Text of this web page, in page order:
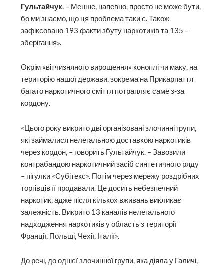
Гультайчук. – Менше, напевно, просто не може бути,
бо ми знаємо, що ця проблема таки є. Також
зафіксовано 193 факти збуту наркотиків та 135 –
зберігання».
Окрім «вітчизняного вирощення» коноплі чи маку, на
територію нашої держави, зокрема на Прикарпаття
багато наркотичного сміття потрапляє саме з-за
кордону.
«Цього року викрито дві організовані злочинні групи,
які займалися нелегальною достав­кою наркотиків
через кордон, – говорить Гультайчук. – Завозили
контрабандою наркотичний засіб синтетичного ряду
– пігулки «Субітекс». Потім через мережу роздрібних
торгівців її продавали. Це досить небезпечний
наркотик, адже після кількох вживань викликає
залежність. Викрито 13 каналів нелегального
надходження наркотиків у область з території
Франції, Польщі, Чехії, Італії».
До речі, до однієї злочинної групи, яка діяла у Галичі,